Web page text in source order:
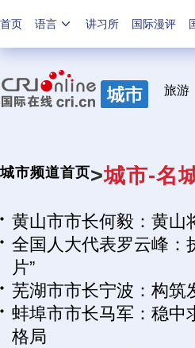
首页 语言 讲习所 国际漫评
旅游
城市频道首页>城市-名
黄山市市长何毅：黄山
全国人大代表罗云峰：
片”
芜湖市市长宁波：构筑
蚌埠市市长马军：稳中
格局